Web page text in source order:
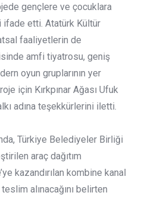
gençlere ve çocuklara
etti. Atatürk Kültür
faaliyetlerin de
amfi tiyatrosu, geniş
oyun gruplarının yer
için Kırkpınar Ağası Ufuk
adına teşekkürlerini iletti.
Türkiye Belediyeler Birliği
araç dağıtım
kazandırılan kombine kanal
alınacağını belirten